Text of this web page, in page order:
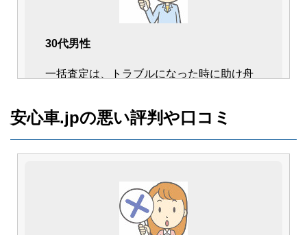
30代男性
一括査定は、トラブルになった時に助け舟
た。
安心車.jpの悪い評判や口コミ